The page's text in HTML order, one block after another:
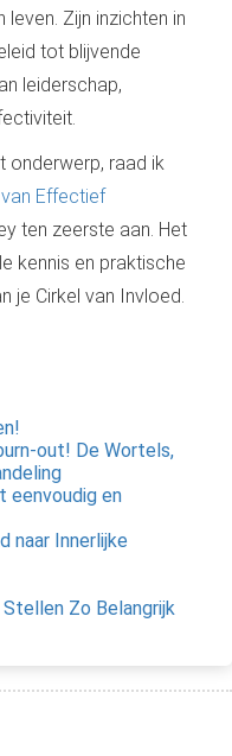
leven. Zijn inzichten in
tot blijvende
leiderschap,
onderwerp, raad ik
Effectief
ten zeerste aan. Het
kennis en praktische
je Cirkel van Invloed.
out! De Wortels,
eenvoudig en
naar Innerlijke
Stellen Zo Belangrijk